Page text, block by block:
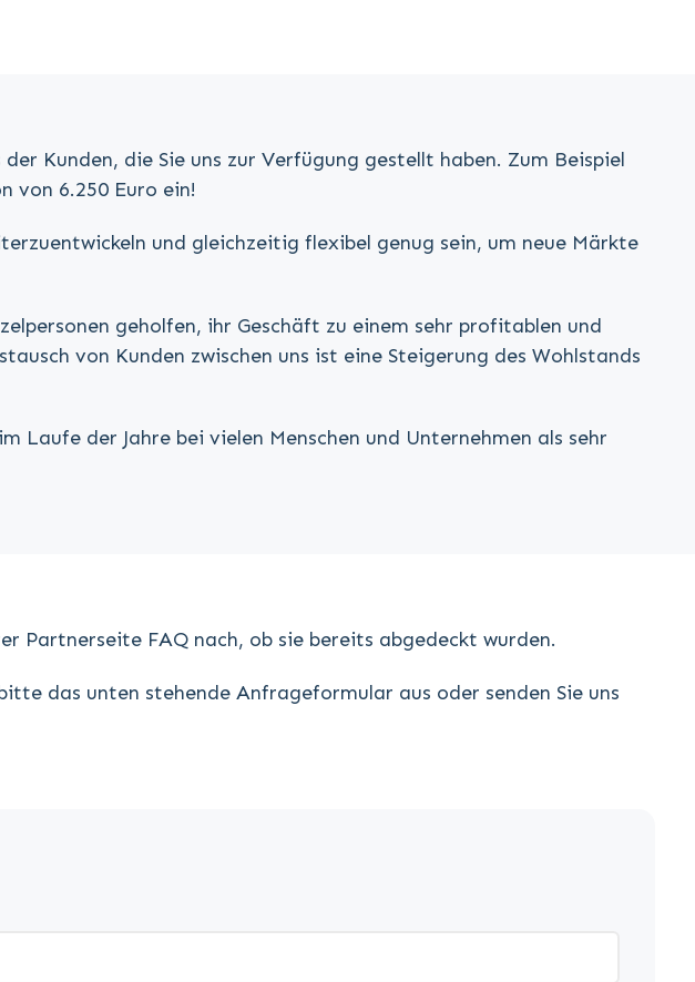
Kunden, die Sie uns zur Verfügung gestellt haben. Zum Beispiel
von 6.250 Euro ein!
und gleichzeitig flexibel genug sein, um neue Märkte
geholfen, ihr Geschäft zu einem sehr profitablen und
von Kunden zwischen uns ist eine Steigerung des Wohlstands
der Jahre bei vielen Menschen und Unternehmen als sehr
Partnerseite FAQ nach, ob sie bereits abgedeckt wurden.
das unten stehende Anfrageformular aus oder senden Sie uns